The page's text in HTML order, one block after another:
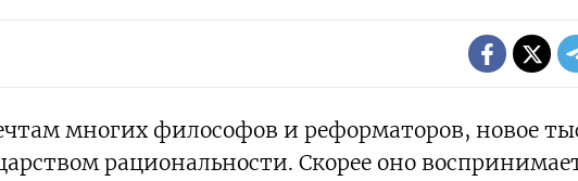
многих философов и реформаторов, новое
рациональности. Скорее оно